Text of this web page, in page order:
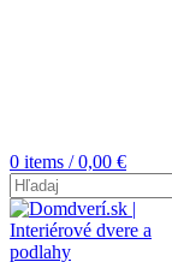
0 items / 0,00 €